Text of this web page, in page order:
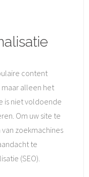
content
alleen het
is niet voldoende
Om uw site te
zoekmachines
te
(SEO).